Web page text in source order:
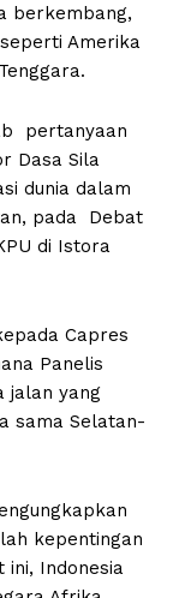
berkembang,
Amerika
pertanyaan
Dasa Sila
dunia dalam
pada Debat
di Istora
Capres
Panelis
jalan yang
sama Selatan-
kepentingan
ini, Indonesia